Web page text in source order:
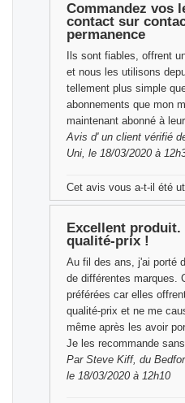
Commandez vos
contact sur
permanence
Ils sont fiables, offrent
et nous les utilisons
tellement plus simple
abonnements que mon
maintenant abonné à
Avis d' un client vérifié
Uni, le 18/03/2020 à
Cet avis vous a-t-il été
Excellent
qualité-prix !
Au fil des ans, j'ai porté
de différentes marques.
préférées car elles
qualité-prix et ne me
même après les avoir
Je les recommande
Par Steve Kiff, du
le 18/03/2020 à 12h10